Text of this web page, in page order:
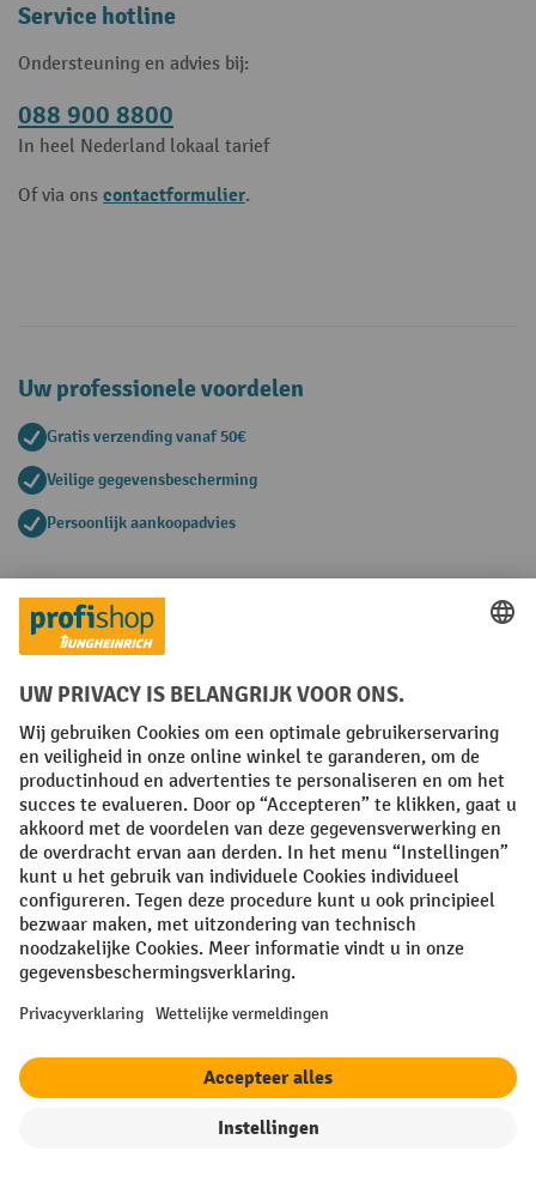
Sorteren op
Service hotline
Ondersteuning en advies bij:
088 900 8800
In heel Nederland lokaal tarief
Of via ons contactformulier.
Uw professionele voordelen
Gratis verzending vanaf 50€
Veilige gegevensbescherming
Persoonlijk aankoopadvies
Betaalmethoden
Sociale netwerken
Facebook
YouTube
LinkedIn
Instagram
Algemene leveringsvoorwaarden Copyright
Privacyverklaring Privacy Instellingen
All prices excl. VAT plusshipping costsand possible delivery charges,
if not stated otherwise.
¹ De korting is geldig zolang de voorraad strekt. De korting is niet van